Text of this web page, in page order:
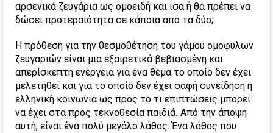
αρσενικά ζευγάρια ως ομοειδή και ίσα ή θα πρέπει να
δώσει προτεραιότητα σε κάποια από τα δύο;
Η πρόθεση για την θεσμοθέτηση του γάμου ομόφυλων
ζευγαριών είναι μια εξαιρετικά βεβιασμένη και
απερίσκεπτη ενέργεια για ένα θέμα το οποίο δεν έχει
μελετηθεί και για το οποίο δεν έχει σαφή συνείδηση η
ελληνική κοινωνία ως προς το τι επιπτώσεις μπορεί
να έχει στα προς τεκνοθεσία παιδιά. Από την άποψη
αυτή, είναι ένα πολύ μεγάλο λάθος. Ένα λάθος που